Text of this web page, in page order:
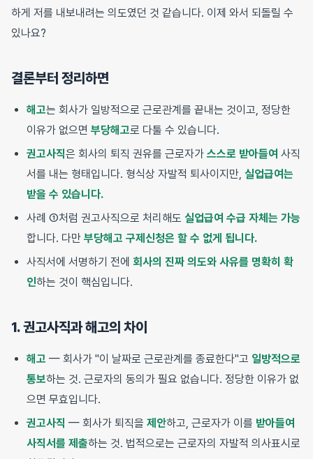
하게 저를 내보내려는 의도였던 것 같습니다. 이제 와서 되돌릴 수
있나요?
결론부터 정리하면
해고는 회사가 일방적으로 근로관계를 끝내는 것이고, 정당한
이유가 없으면 부당해고로 다툴 수 있습니다.
권고사직은 회사의 퇴직 권유를 근로자가 스스로 받아들여 사직
서를 내는 형태입니다. 형식상 자발적 퇴사이지만, 실업급여는
받을 수 있습니다.
사례 ①처럼 권고사직으로 처리해도 실업급여 수급 자체는 가능
합니다. 다만 부당해고 구제신청은 할 수 없게 됩니다.
사직서에 서명하기 전에 회사의 진짜 의도와 사유를 명확히 확
인하는 것이 핵심입니다.
1. 권고사직과 해고의 차이
해고 — 회사가 "이 날짜로 근로관계를 종료한다"고 일방적으로
통보하는 것. 근로자의 동의가 필요 없습니다. 정당한 이유가 없
으면 무효입니다.
권고사직 — 회사가 퇴직을 제안하고, 근로자가 이를 받아들여
사직서를 제출하는 것. 법적으로는 근로자의 자발적 의사표시로